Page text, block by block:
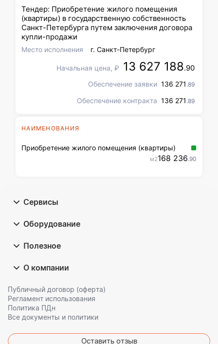
Тендер: Приобретение жилого помещения
(квартиры) в государственную собственность
Санкт-Петербурга путем заключения договора
купли-продажи
Место исполнения г. Санкт-Петербург
Начальная цена, ₽ 13 627 188.90
Обеспечение заявки 136 271 .89
Обеспечение контракта 136 271 .89
НАИМЕНОВАНИЯ
Приобретение жилого помещения (квартиры)
м2168 236.90
Сервисы
Оборудование
Полезное
О компании
Публичный договор (оферта)
Регламент использования
Политика ПДн
Все документы и политики
Оставить отзыв